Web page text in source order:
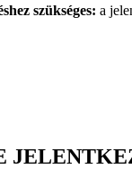
szükséges: a